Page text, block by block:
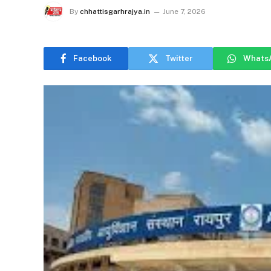
By chhattisgarhrajya.in June 7, 2026
Facebook Twitter